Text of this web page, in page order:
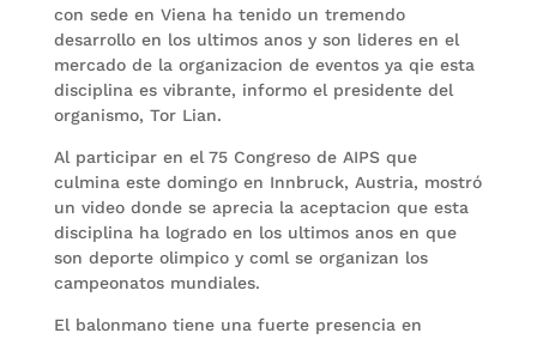
con sede en Viena ha tenido un tremendo
desarrollo en los ultimos anos y son lideres en el
mercado de la organizacion de eventos ya qie esta
disciplina es vibrante, informo el presidente del
organismo, Tor Lian.
Al participar en el 75 Congreso de AIPS que
culmina este domingo en Innbruck, Austria, mostró
un video donde se aprecia la aceptacion que esta
disciplina ha logrado en los ultimos anos en que
son deporte olimpico y coml se organizan los
campeonatos mundiales.
El balonmano tiene una fuerte presencia en